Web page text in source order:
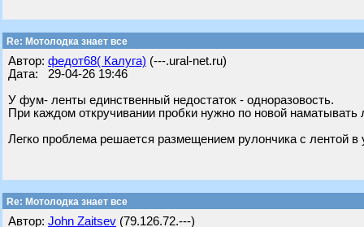
Re: Мотолодка знает все
Автор: федот68( Калуга) (---.ural-net.ru)
Дата: 29-04-26 19:46
У фум- ленты единственный недостаток - одноразовость.
При каждом откручивании пробки нужно по новой наматывать
Легко проблема решается размещением рулончика с лентой
Re: Мотолодка знает все
Автор: John Zaitsev (79.126.72.---)